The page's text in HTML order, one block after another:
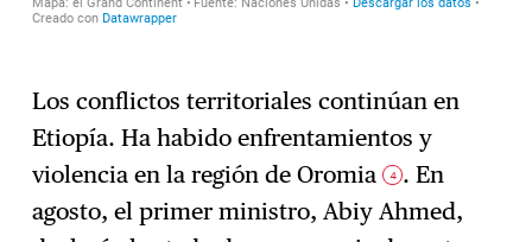
Los conflictos territoriales continúan en
Etiopía. Ha habido enfrentamientos y
violencia en la región de Oromia 4 . En
agosto, el primer ministro, Abiy Ahmed,